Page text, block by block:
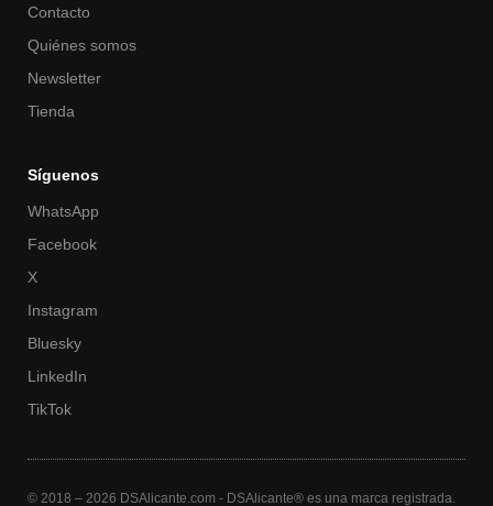
Contacto
Quiénes somos
Newsletter
Tienda
Síguenos
WhatsApp
Facebook
X
Instagram
Bluesky
LinkedIn
TikTok
© 2018 – 2026 DSAlicante.com - DSAlicante® es una marca registrada.